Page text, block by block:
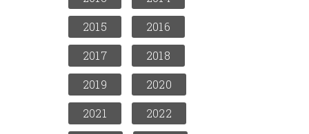
2015
2016
2017
2018
2019
2020
2021
2022